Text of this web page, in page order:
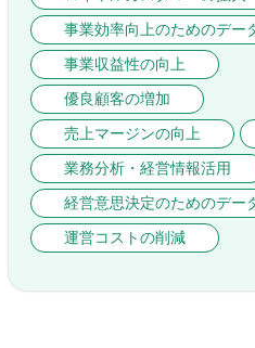
事業効率向上のためのデー
事業収益性の向上
優良顧客の増加
売上マージンの向上
業務分析・経営情報活用
経営意思決定のためのデー
運営コストの削減